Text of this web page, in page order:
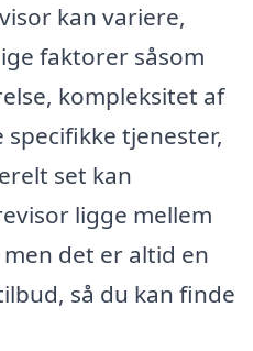
kan variere,
faktorer såsom
kompleksitet af
tjenester,
set kan
ligge mellem
det er altid en
så du kan finde